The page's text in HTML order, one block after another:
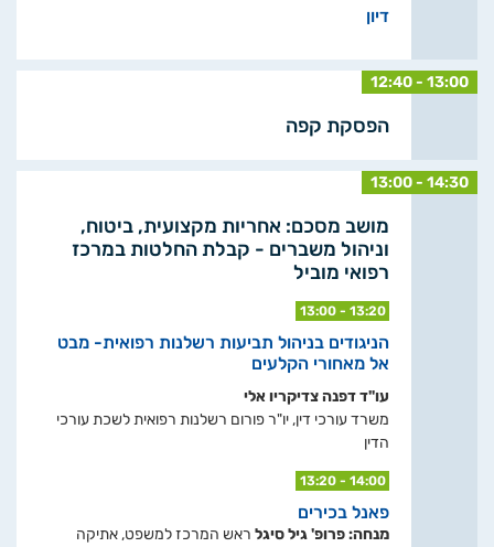
דיון
12:40 - 13:00
הפסקת קפה
13:00 - 14:30
מושב מסכם: אחריות מקצועית, ביטוח,
וניהול משברים - קבלת החלטות במרכז
רפואי מוביל
13:00 - 13:20
הניגודים בניהול תביעות רשלנות רפואית- מבט
אל מאחורי הקלעים
עו"ד דפנה צדיקריו אלי
משרד עורכי דין, יו"ר פורום רשלנות רפואית לשכת עורכי
הדין
13:20 - 14:00
פאנל בכירים
מנחה: פרופ' גיל סיגל ראש המרכז למשפט, אתיקה